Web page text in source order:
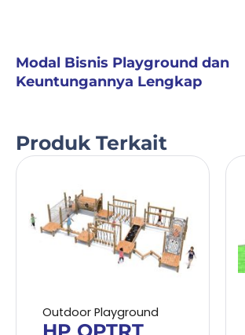
Modal Bisnis Playground dan
Keuntungannya Lengkap
Produk Terkait
Outdoor Playground